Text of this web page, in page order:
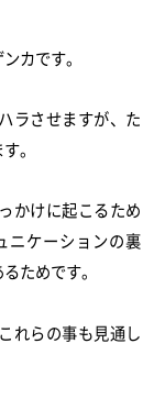
カです。
ラさせますが、た
。
かけに起こるため
ニケーションの裏
ためです。
れらの事も見通し